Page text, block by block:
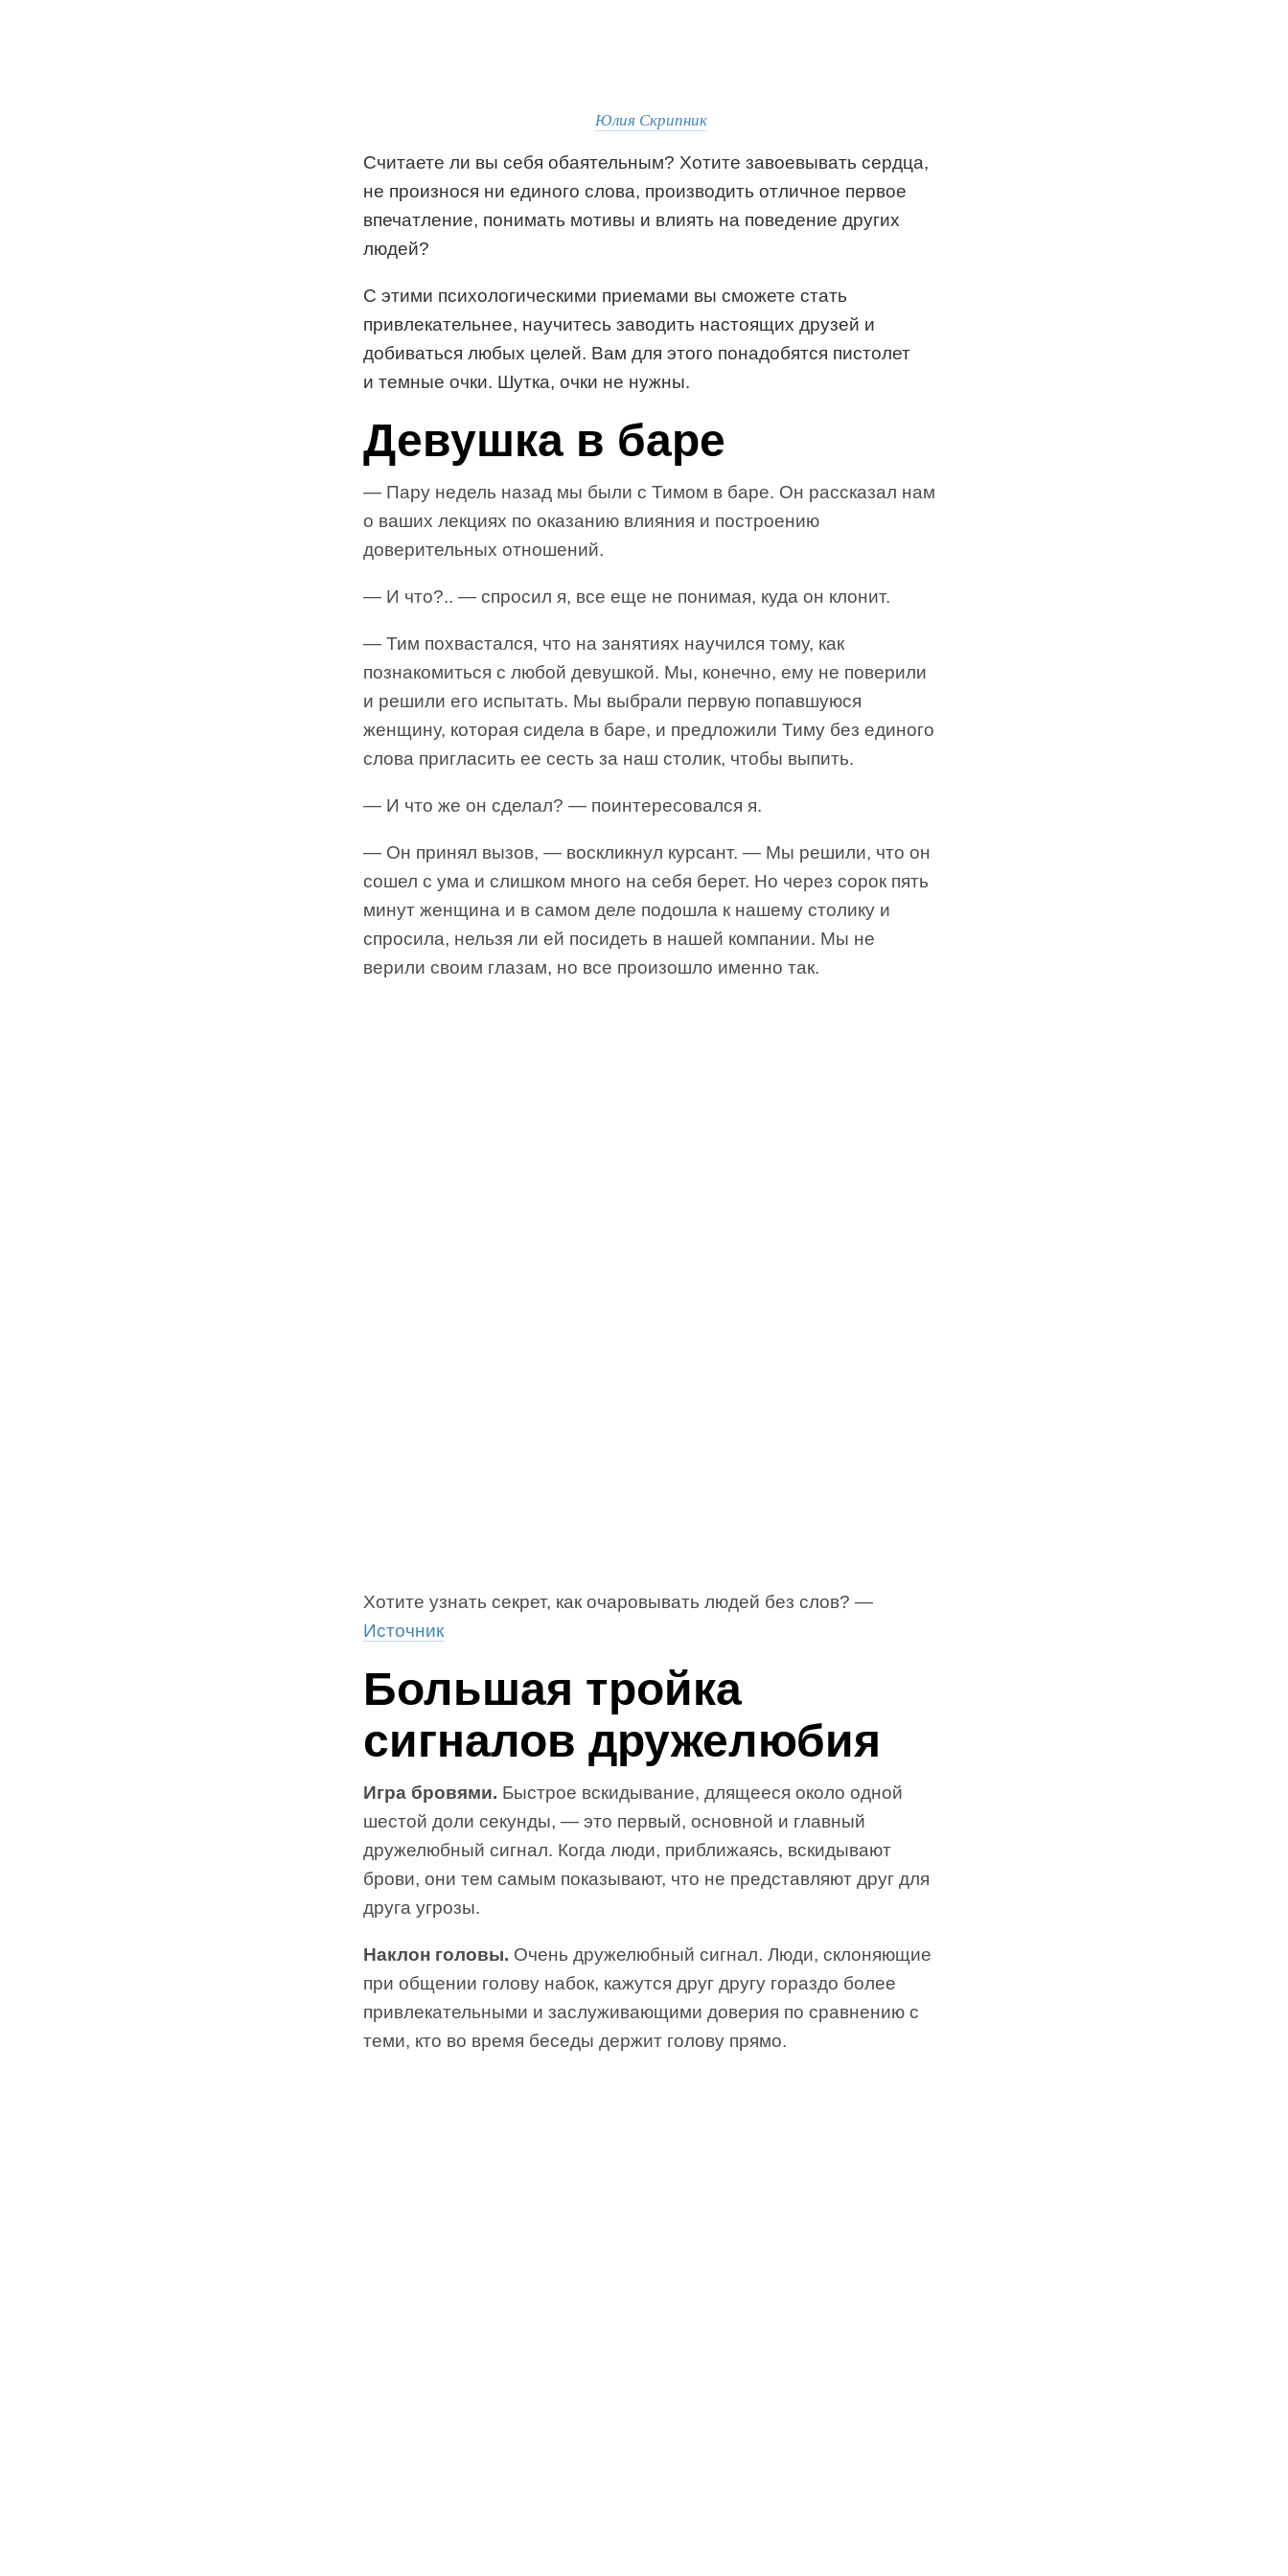
Юлия Скрипник
Считаете ли вы себя обаятельным? Хотите завоевывать сердца,
не произнося ни единого слова, производить отличное первое
впечатление, понимать мотивы и влиять на поведение других
людей?
С этими психологическими приемами вы сможете стать
привлекательнее, научитесь заводить настоящих друзей и
добиваться любых целей. Вам для этого понадобятся пистолет
и темные очки. Шутка, очки не нужны.
Девушка в баре
— Пару недель назад мы были с Тимом в баре. Он рассказал нам
о ваших лекциях по оказанию влияния и построению
доверительных отношений.
— И что?.. — спросил я, все еще не понимая, куда он клонит.
— Тим похвастался, что на занятиях научился тому, как
познакомиться с любой девушкой. Мы, конечно, ему не поверили
и решили его испытать. Мы выбрали первую попавшуюся
женщину, которая сидела в баре, и предложили Тиму без единого
слова пригласить ее сесть за наш столик, чтобы выпить.
— И что же он сделал? — поинтересовался я.
— Он принял вызов, — воскликнул курсант. — Мы решили, что он
сошел с ума и слишком много на себя берет. Но через сорок пять
минут женщина и в самом деле подошла к нашему столику и
спросила, нельзя ли ей посидеть в нашей компании. Мы не
верили своим глазам, но все произошло именно так.
Хотите узнать секрет, как очаровывать людей без слов? —
Источник
Большая тройка
сигналов дружелюбия
Игра бровями. Быстрое вскидывание, длящееся около одной
шестой доли секунды, — это первый, основной и главный
дружелюбный сигнал. Когда люди, приближаясь, вскидывают
брови, они тем самым показывают, что не представляют друг для
друга угрозы.
Наклон головы. Очень дружелюбный сигнал. Люди, склоняющие
при общении голову набок, кажутся друг другу гораздо более
привлекательными и заслуживающими доверия по сравнению с
теми, кто во время беседы держит голову прямо.